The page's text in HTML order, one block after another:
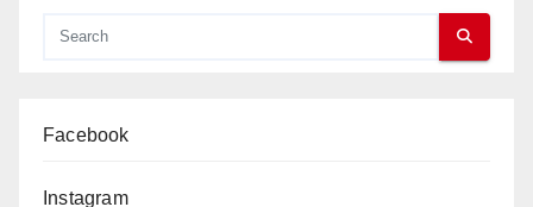
Facebook
Instagram